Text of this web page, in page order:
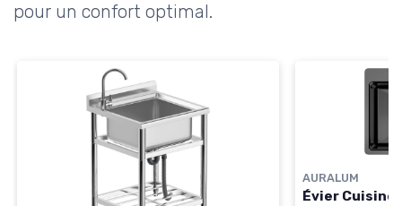
pour un confort optimal.
AURALUM
Évier Cuisine